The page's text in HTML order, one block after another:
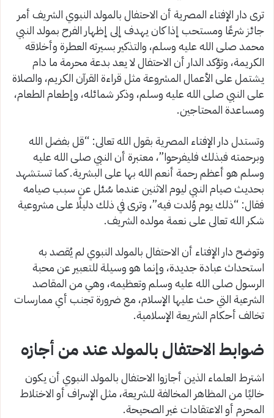
ترى دار الإفتاء المصرية أن الاحتفال بالمولد النبوي الشريف أمر
جائز شرعًا ومستحب إذا كان يهدف إلى إظهار الفرح بمولد النبي
محمد صلى الله عليه وسلم، والتذكير بسيرته العطرة وأخلاقه
الكريمة، وتؤكد الدار أن الاحتفال لا يعد بدعة محرمة ما دام
يشتمل على الأعمال المشروعة مثل قراءة القرآن الكريم، والصلاة
على النبي صلى الله عليه وسلم، وذكر شمائله، وإطعام الطعام،
ومساعدة المحتاجين.
وتستدل دار الإفتاء المصرية بقول الله تعالى: “قل بفضل الله
وبرحمته فبذلك فليفرحوا”، معتبرة أن النبي صلى الله عليه
وسلم هو أعظم رحمة أنعم الله بها على البشرية. كما تستشهد
بحديث صيام النبي ليوم الاثنين عندما سُئل عن سبب صيامه
فقال: “ذلك يوم وُلدت فيه”، وترى في ذلك دليلًا على مشروعية
شكر الله تعالى على نعمة مولده الشريف.
وتوضح دار الإفتاء أن الاحتفال بالمولد النبوي لم يُقصد به
استحداث عبادة جديدة، وإنما هو وسيلة للتعبير عن محبة
الرسول صلى الله عليه وسلم وتعظيمه، وهي من المقاصد
الشرعية التي حث عليها الإسلام، مع ضرورة تجنب أي ممارسات
تخالف أحكام الشريعة الإسلامية.
ضوابط الاحتفال بالمولد عند من أجازه
اشترط العلماء الذين أجازوا الاحتفال بالمولد النبوي أن يكون
خاليًا من المظاهر المخالفة للشريعة، مثل الإسراف أو الاختلاط
المحرم أو الاعتقادات غير الصحيحة.